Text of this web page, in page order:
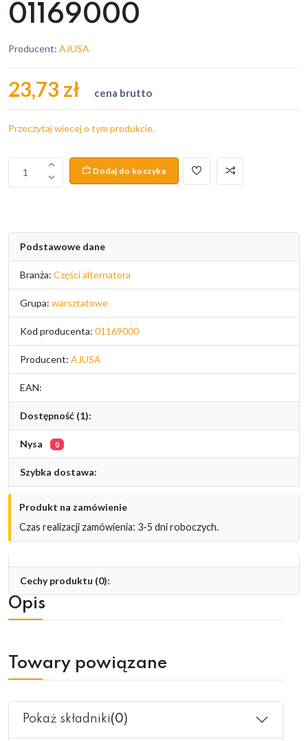
01169000
Producent: AJUSA
23,73 zł cena brutto
Przeczytaj wiecej o tym produkcie.
1 Dodaj do koszyka
Podstawowe dane
Branża: Części alternatora
Grupa: warsztatowe
Kod producenta: 01169000
Producent: AJUSA
EAN:
Dostępność (1):
Nysa 0
Szybka dostawa:
Produkt na zamówienie
Czas realizacji zamówienia: 3-5 dni roboczych.
Cechy produktu (0):
Opis
Towary powiązane
Pokaż składniki(0)